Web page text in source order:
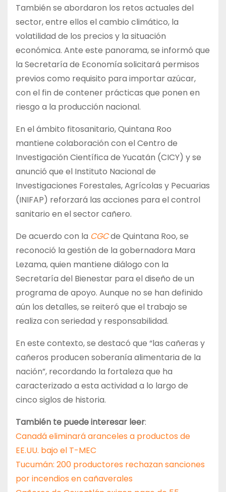
También se abordaron los retos actuales del
sector, entre ellos el cambio climático, la
volatilidad de los precios y la situación
económica. Ante este panorama, se informó que
la Secretaría de Economía solicitará permisos
previos como requisito para importar azúcar,
con el fin de contener prácticas que ponen en
riesgo a la producción nacional.
En el ámbito fitosanitario, Quintana Roo
mantiene colaboración con el Centro de
Investigación Científica de Yucatán (CICY) y se
anunció que el Instituto Nacional de
Investigaciones Forestales, Agrícolas y Pecuarias
(INIFAP) reforzará las acciones para el control
sanitario en el sector cañero.
De acuerdo con la CGCde Quintana Roo, se
reconoció la gestión de la gobernadora Mara
Lezama, quien mantiene diálogo con la
Secretaría del Bienestar para el diseño de un
programa de apoyo. Aunque no se han definido
aún los detalles, se reiteró que el trabajo se
realiza con seriedad y responsabilidad.
En este contexto, se destacó que “las cañeras y
cañeros producen soberanía alimentaria de la
nación”, recordando la fortaleza que ha
caracterizado a esta actividad a lo largo de
cinco siglos de historia.
También te puede interesar leer:
Canadá eliminará aranceles a productos de
EE.UU. bajo el T-MEC
Tucumán: 200 productores rechazan sanciones
por incendios en cañaverales